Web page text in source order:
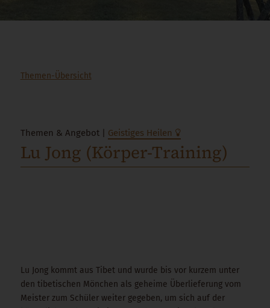
Themen-Übersicht
Themen & Angebot | Geistiges Heilen
Lu Jong (Körper-Training)
Lu Jong kommt aus Tibet und wurde bis vor kurzem unter
den tibetischen Mönchen als geheime Überlieferung vom
Meister zum Schüler weiter gegeben, um sich auf der